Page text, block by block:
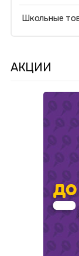
Школьные
АКЦИИ